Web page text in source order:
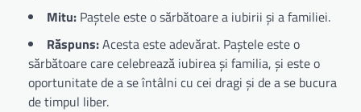
Mitu: Paștele este o sărbătoare a iubirii și a familiei.
Răspuns:Acesta este adevărat. Paștele este o
sărbătoare care celebrează iubirea și familia, și este o
oportunitate de a se întâlni cu cei dragi și de a se bucura
de timpul liber.